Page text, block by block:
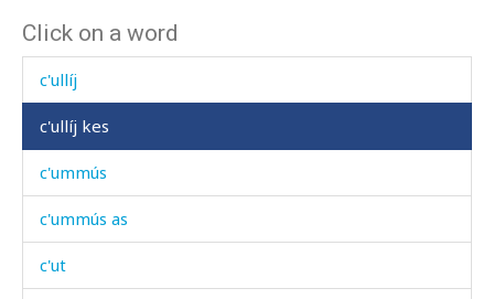
Click on a word
c'ullétːu
c'ullíj
c'ullíj kes
c'ummús
c'ummús as
c'ut